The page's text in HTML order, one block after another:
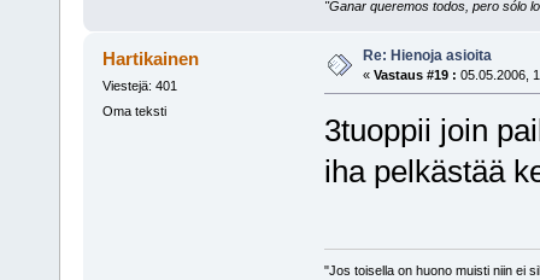
"Ganar queremos todos, pero sólo
Hartikainen
Viestejä: 401
Oma teksti
Re: Hienoja asioita
« Vastaus #19 : 05.05.2006,
3tuoppii join
iha pelkästää
"Jos toisella on huono muisti niin ei